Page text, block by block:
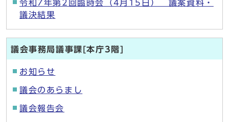
令和7年第2回臨時会（4月15日） 議案資料・
議決結果
議会事務局議事課[本庁3階]
お知らせ
議会のあらまし
議会報告会